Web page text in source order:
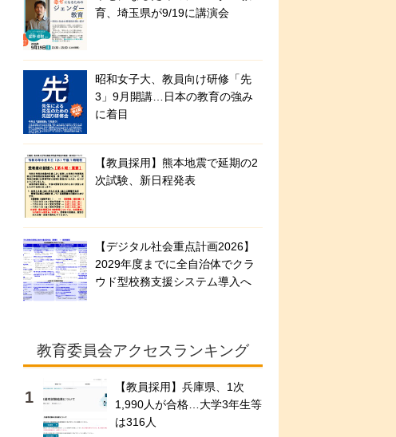
育、埼玉県が9/19に講演会
昭和女子大、教員向け研修「先
3」9月開講…日本の教育の強み
に着目
【教員採用】熊本地震で延期の2
次試験、新日程発表
【デジタル社会重点計画2026】
2029年度までに全自治体でクラ
ウド型校務支援システム導入へ
教育委員会アクセスランキング
【教員採用】兵庫県、1次
1,990人が合格…大学3年生等
は316人